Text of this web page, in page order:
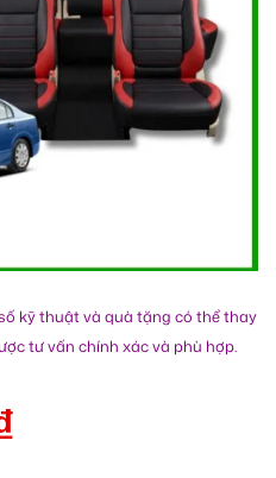
kỹ thuật và quà tặng có thể thay
tư vấn chính xác và phù hợp.